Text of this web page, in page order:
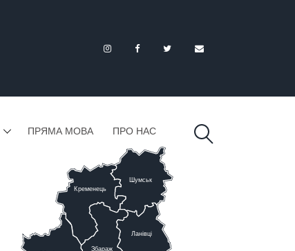
ПРЯМА МОВА ПРО НАС
Ланівці
Збараж
Шумськ
Кременець